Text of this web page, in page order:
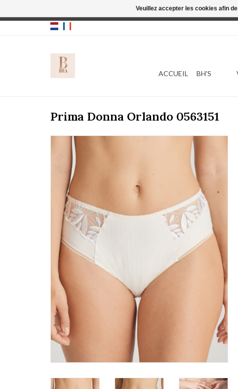
ACCUEIL BH'S
Prima Donna Orlando 0563151
Veuillez accepter les cookies afin
Cette boutique est